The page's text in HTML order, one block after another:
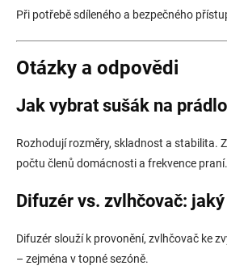
Při potřebě sdíleného a bezpečného
Otázky a odpovědi
Jak vybrat sušák na
Rozhodují rozměry, skladnost a stabilita.
počtu členů domácnosti a frekvence praní.
Difuzér vs. zvlhčovač:
Difuzér slouží k provonění, zvlhčovač ke
– zejména v topné sezóně.